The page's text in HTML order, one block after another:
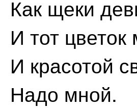
Как щеки
И тот
И красотой
Надо мной.